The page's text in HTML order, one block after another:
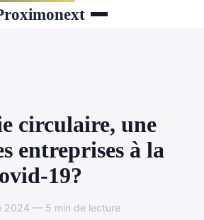
circulaire, une
entreprises à la
19?
2024 — 5 min de lecture